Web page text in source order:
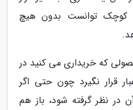
کوچک توانست بدون هیچ
که خریداری می کنید در
قرار نگیرد چون حتی اگر
در نظر گرفته شود، باز هم